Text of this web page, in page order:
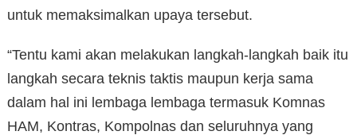
untuk memaksimalkan upaya tersebut.
“Tentu kami akan melakukan langkah-langkah baik itu
langkah secara teknis taktis maupun kerja sama
dalam hal ini lembaga lembaga termasuk Komnas
HAM, Kontras, Kompolnas dan seluruhnya yang